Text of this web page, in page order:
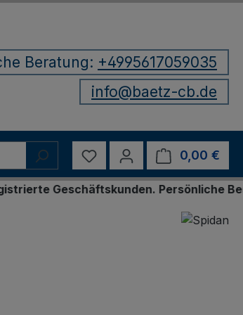
Beratung: +4995617059035
info@baetz-cb.de
Du hast 0 Produkte auf
0,00 €
Geschäftskunden. Persönliche